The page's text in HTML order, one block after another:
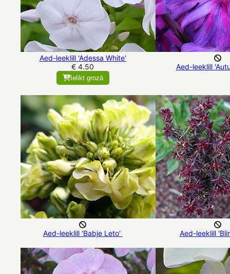
Aed-leeklill 'Adessa White'
€ 4.50
Ielikt grozā
Aed-leeklill
Aed-leeklill 'Babje Leto' Aed-leeklill